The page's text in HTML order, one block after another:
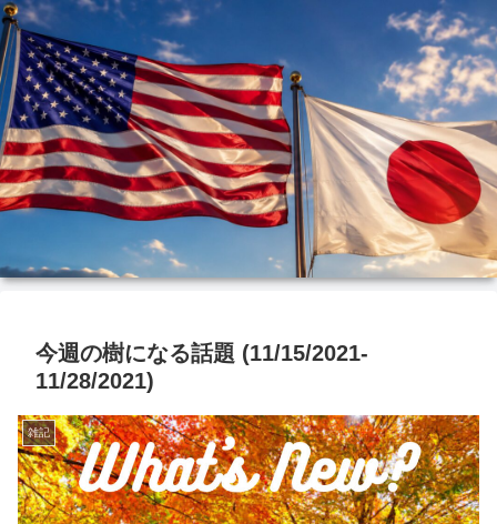
今週の樹になる話題 (11/15/2021-
11/28/2021)
雑記